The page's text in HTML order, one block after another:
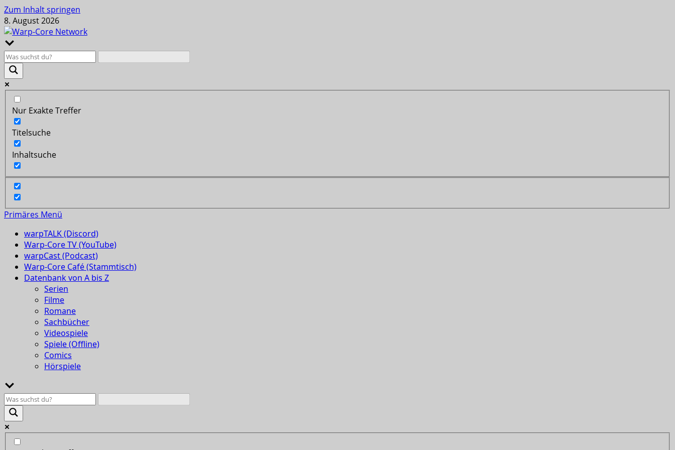
Zum Inhalt springen
8. August 2026
Nur Exakte Treffer
Titelsuche
Inhaltsuche
Primäres Menü
warpTALK (Discord)
Warp-Core TV (YouTube)
warpCast (Podcast)
Warp-Core Café (Stammtisch)
Datenbank von A bis Z
Serien
Filme
Romane
Sachbücher
Videospiele
Spiele (Offline)
Comics
Hörspiele